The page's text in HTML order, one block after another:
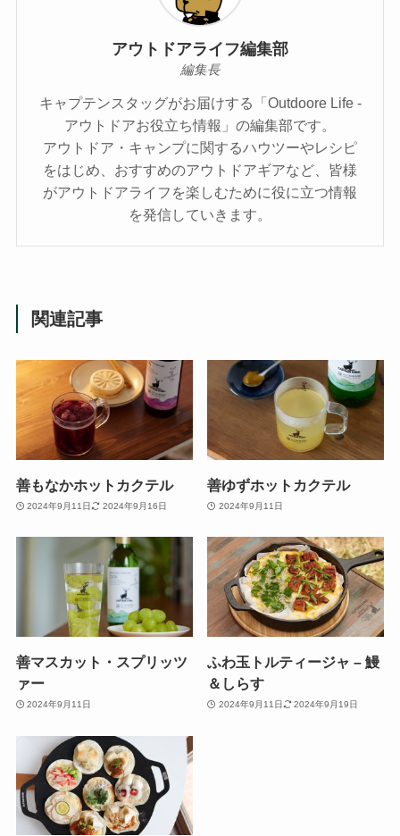
アウトドアライフ編集部
編集長
キャプテンスタッグがお届けする「Outdoore Life -
アウトドアお役立ち情報」の編集部です。
アウトドア・キャンプに関するハウツーやレシピ
をはじめ、おすすめのアウトドアギアなど、皆様
がアウトドアライフを楽しむために役に立つ情報
を発信していきます。
関連記事
善もなかホットカクテル
2024年9月11日 2024年9月16日
善ゆずホットカクテル
2024年9月11日
善マスカット・スプリッツ
ァー
2024年9月11日
ふわ玉トルティージャ – 鰻
＆しらす
2024年9月11日 2024年9月19日